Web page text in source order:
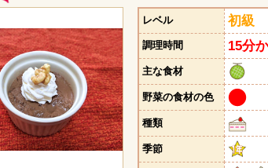
レベル 初級
調理時間 15分
主な食材
野菜の食材の色
種類
季節